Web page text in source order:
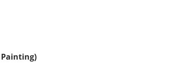
Painting)